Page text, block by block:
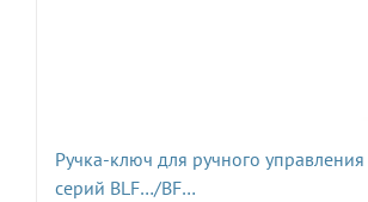
Ручка-ключ для ручного
серий BLF…/BF…